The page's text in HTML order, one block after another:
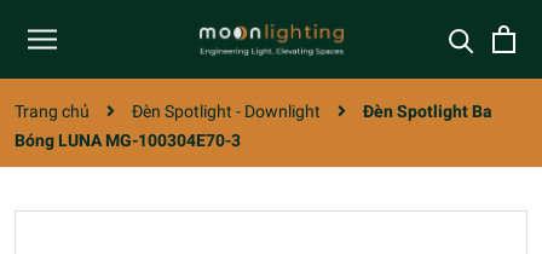
Trang chủ Đèn Spotlight - Downlight
Đèn Spotlight Ba
Bóng LUNA MG-100304E70-3